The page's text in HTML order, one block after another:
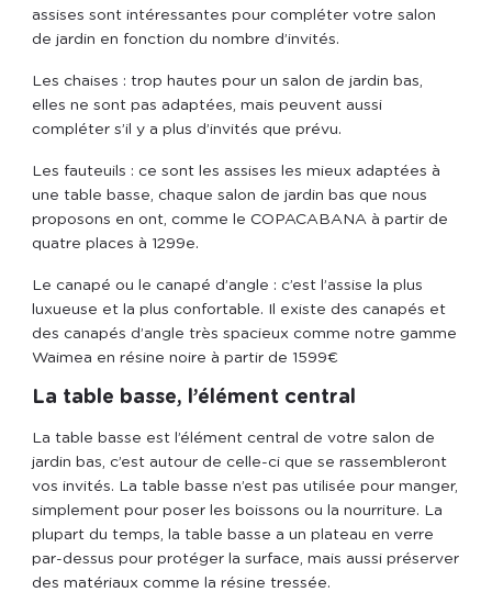
assises sont intéressantes pour compléter votre salon
de jardin en fonction du nombre d’invités.
Les chaises : trop hautes pour un salon de jardin bas,
elles ne sont pas adaptées, mais peuvent aussi
compléter s’il y a plus d’invités que prévu.
Les fauteuils : ce sont les assises les mieux adaptées à
une table basse, chaque salon de jardin bas que nous
proposons en ont, comme le COPACABANA à partir de
quatre places à 1299e.
Le canapé ou le canapé d’angle : c’est l’assise la plus
luxueuse et la plus confortable. Il existe des canapés et
des canapés d’angle très spacieux comme notre gamme
Waimea en résine noire à partir de 1599€
La table basse, l’élément central
La table basse est l’élément central de votre salon de
jardin bas, c’est autour de celle-ci que se rassembleront
vos invités. La table basse n’est pas utilisée pour manger,
simplement pour poser les boissons ou la nourriture. La
plupart du temps, la table basse a un plateau en verre
par-dessus pour protéger la surface, mais aussi préserver
des matériaux comme la résine tressée.